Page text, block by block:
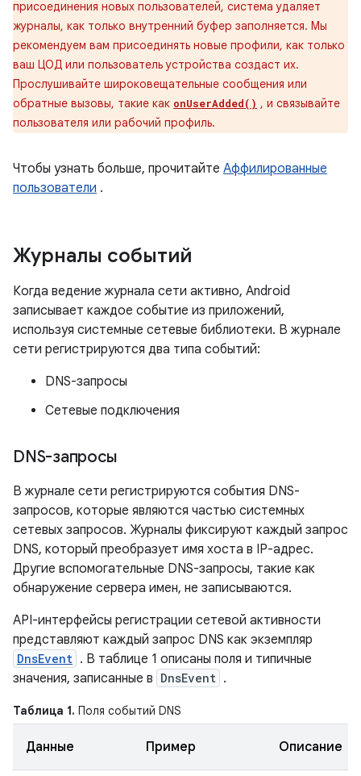
присоединения новых пользователей, система удаляет
журналы, как только внутренний буфер заполняется. Мы
рекомендуем вам присоединять новые профили, как только
ваш ЦОД или пользователь устройства создаст их.
Прослушивайте широковещательные сообщения или
обратные вызовы, такие как onUserAdded() , и связывайте
пользователя или рабочий профиль.
Чтобы узнать больше, прочитайте Аффилированные
пользователи .
Журналы событий
Когда ведение журнала сети активно, Android
записывает каждое событие из приложений,
используя системные сетевые библиотеки. В журнале
сети регистрируются два типа событий:
DNS-запросы
Сетевые подключения
DNS-запросы
В журнале сети регистрируются события DNS-
запросов, которые являются частью системных
сетевых запросов. Журналы фиксируют каждый запрос
DNS, который преобразует имя хоста в IP-адрес.
Другие вспомогательные DNS-запросы, такие как
обнаружение сервера имен, не записываются.
API-интерфейсы регистрации сетевой активности
представляют каждый запрос DNS как экземпляр
DnsEvent . В таблице 1 описаны поля и типичные
значения, записанные в DnsEvent .
Таблица 1. Поля событий DNS
Данные Пример Описание